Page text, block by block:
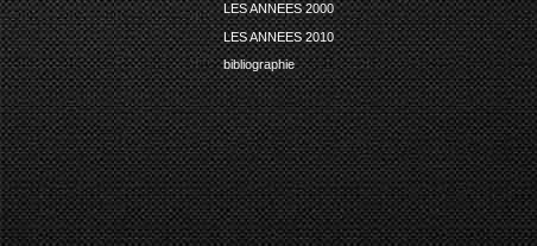
LES ANNEES 2000
LES ANNEES 2010
bibliographie